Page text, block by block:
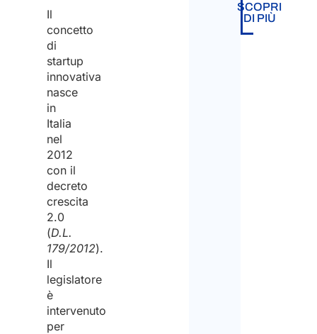
Il
concetto
di
startup
innovativa
nasce
in
Italia
nel
2012
con il
decreto
crescita
2.0
(D.L.
179/2012).
Il
legislatore
è
intervenuto
per
SCOPRI
DI PIÙ